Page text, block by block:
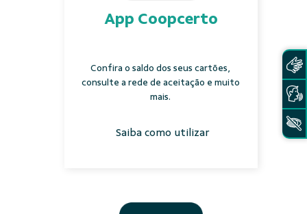
App Coopcerto
Confira o saldo dos seus cartões,
consulte a rede de aceitação e muito
mais.
Saiba como utilizar